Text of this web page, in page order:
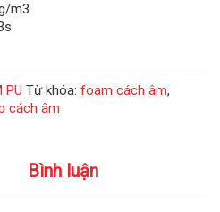
m3
PU Từ khóa: foam cách âm,
cách âm
Bình luận